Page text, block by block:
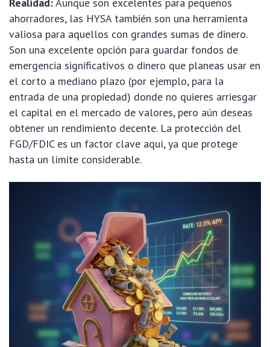
ahorradores, las HYSA también son una herramienta
valiosa para aquellos con grandes sumas de dinero.
Son una excelente opción para guardar fondos de
emergencia significativos o dinero que planeas usar en
el corto a mediano plazo (por ejemplo, para la
entrada de una propiedad) donde no quieres arriesgar
el capital en el mercado de valores, pero aún deseas
obtener un rendimiento decente. La protección del
FGD/FDIC es un factor clave aquí, ya que protege
hasta un límite considerable.